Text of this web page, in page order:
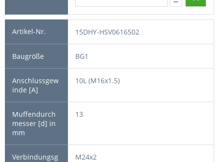
15DHY-HSV0616502
BG1
10L (M16x1.5)
13
M24x2